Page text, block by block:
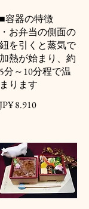
■容器の特徴
・お弁当の側面の
紐を引くと蒸気で
加熱が始まり、約
5分～10分程で温
まります
JP¥ 8.910